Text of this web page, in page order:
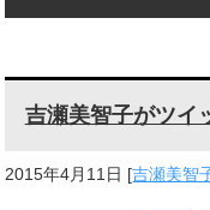
吉瀬美智子がツイ
2015年4月11日 [吉瀬美智